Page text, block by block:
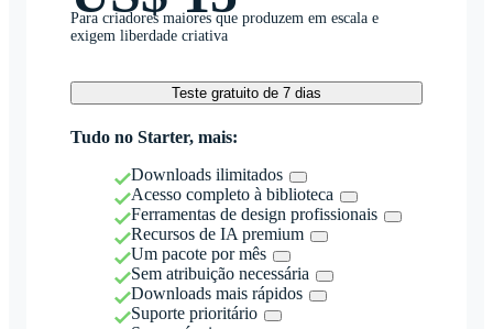
Para criadores maiores que produzem em escala e
exigem liberdade criativa
Teste gratuito de 7 dias
Tudo no Starter, mais:
Downloads ilimitados
Acesso completo à biblioteca
Ferramentas de design profissionais
Recursos de IA premium
Um pacote por mês
Sem atribuição necessária
Downloads mais rápidos
Suporte prioritário